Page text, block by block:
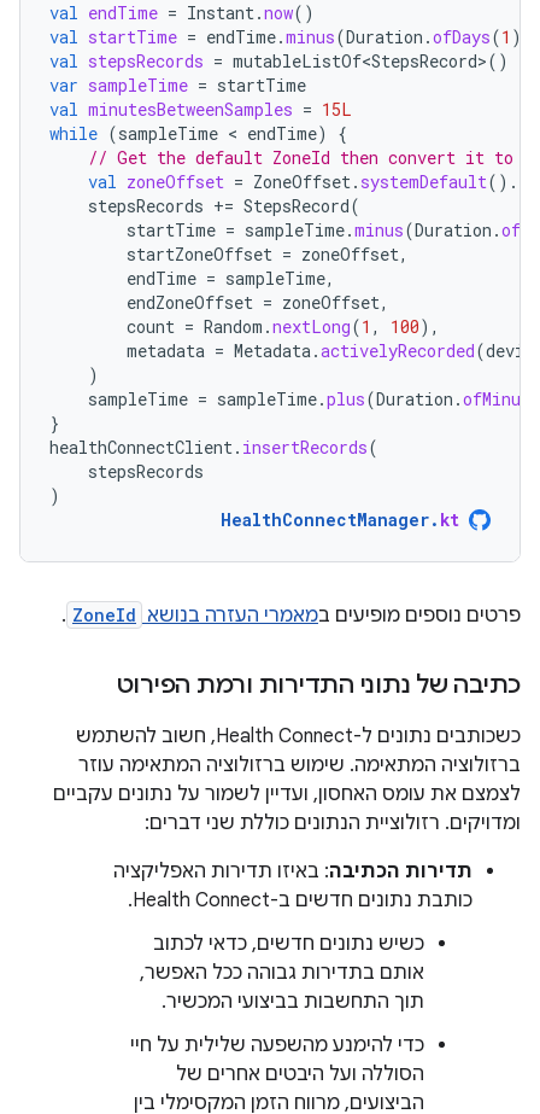
val endTime = Instant.now()
val startTime = endTime.minus(Duration .ofDays(1 ))
val stepsRecords = mutableListOf<StepsRecord>()
var sampleTime = startTime
val minutesBetweenSamples = 15L
while (sampleTime < endTime)
{
// Get the default ZoneId then convert it to
val zoneOffset = ZoneOffset. systemDefault().
stepsRecords += StepsRecord(
startTime = sampleTime.minus(Duration .
startZoneOffset = zoneOffset,
endTime = sampleTime,
endZoneOffset = zoneOffset,
count = Random .nextLong(1 , 100),
metadata = Metadata.activelyRecorded(
)
sampleTime = sampleTime.plus(Duration .
}
healthConnectClient. insertRecords(
stepsRecords
)
HealthConnectManager. kt
פרטים נוספים מופיעים במאמרי העזרה בנושא ZoneId
.
כתיבה של נתוני התדירות ורמת הפירוט
כשכותבים נתונים ל-Health Connect, חשוב להשתמש
ברזולוציה המתאימה. שימוש ברזולוציה המתאימה עוזר
לצמצם את עומס האחסון, ועדיין לשמור על נתונים עקביים
ומדויקים. רזולוציית הנתונים כוללת שני דברים:
תדירות הכתיבה: באיזו תדירות האפליקציה
כותבת נתונים חדשים ב-Health Connect.
כשיש נתונים חדשים, כדאי לכתוב
אותם בתדירות גבוהה ככל האפשר,
תוך התחשבות בביצועי המכשיר.
כדי להימנע מהשפעה שלילית על חיי
הסוללה ועל היבטים אחרים של
הביצועים, מרווח הזמן המקסימלי בין